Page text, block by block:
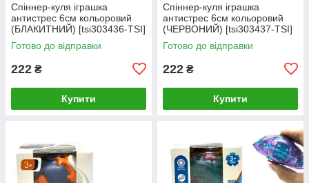
Спіннер-куля іграшка
антистрес 6см кольоровий
(БЛАКИТНИЙ) [tsi303436-TSI]
Готово до відправки
222 ₴
Купити
Спіннер-куля іграшка
антистрес 6см кольоровий
(ЧЕРВОНИЙ) [tsi303437-TSI]
Готово до відправки
222 ₴
Купити